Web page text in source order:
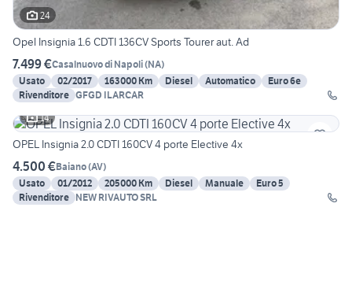
24
Opel Insignia 1.6 CDTI 136CV Sports Tourer aut. Ad
7.499 €Casalnuovo di Napoli(NA)
Usato
02/2017 163000 Km Diesel Automatico
Euro 6e
Rivenditore GFGD ILARCAR
14
OPEL Insignia 2.0 CDTI 160CV 4 porte Elective 4x
4.500 €Baiano(AV)
Usato
01/2012 205000 Km Diesel Manuale
Euro 5
Rivenditore NEW RIVAUTO SRL